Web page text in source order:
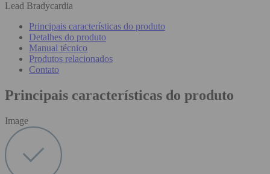
Lead Bradycardia
Principais características do produto
Detalhes do produto
Manual técnico
Produtos relacionados
Contato
Principais características do produto
Image